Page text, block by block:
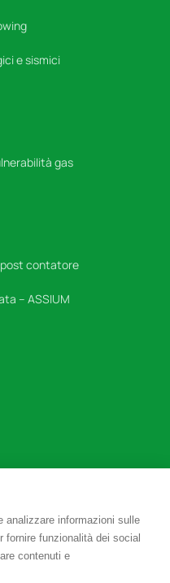
e sismici
gas
contatore
– ASSIUM
analizzare informazioni sulle
funzionalità dei social
contenuti e